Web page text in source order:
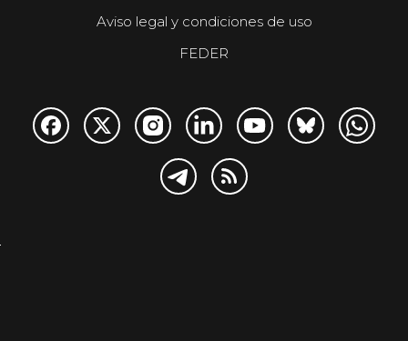
Aviso legal y condiciones de uso
FEDER